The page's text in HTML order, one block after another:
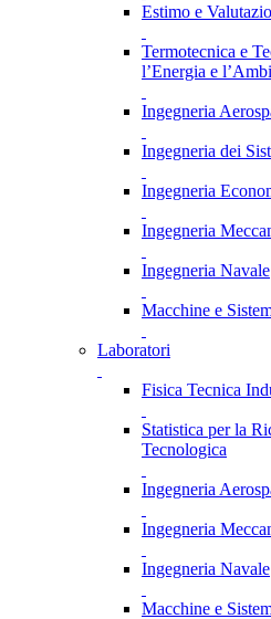
Estimo e
Termotecnica e
l’Energia e
Ingegneria
Ingegneria dei
Ingegneria
Ingegneria
Ingegneria Navale
Macchine e
Laboratori
Fisica Tecnica
Statistica per la
Tecnologica
Ingegneria
Ingegneria
Ingegneria Navale
Macchine e